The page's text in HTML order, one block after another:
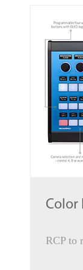
Color
RCP to